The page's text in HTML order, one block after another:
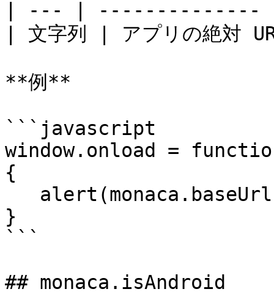
| --- | --------------
| 文字列 | アプリの絶対
**例**
```javascript
window.onload =
{
}
```
## monaca.isAndroid